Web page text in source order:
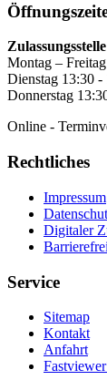
Montag –
Dienstag 13:30
Donnerstag
Online -
Rechtliches
Impressum
Digitaler
Service
Sitemap
Kontakt
Anfahrt